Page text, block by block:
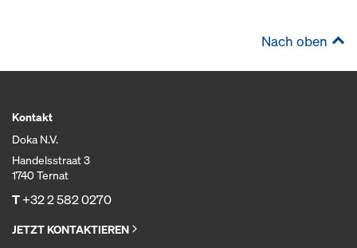
Nach oben
Kontakt
Doka N.V.
Handelsstraat 3
1740 Ternat
T+32 2 582 0270
JETZT KONTAKTIEREN